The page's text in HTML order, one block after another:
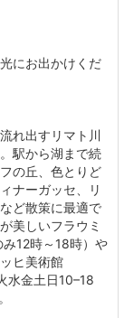
にお出かけくだ
れ出すリマト川
駅から湖まで続
の丘、色とりど
ナーガッセ、リ
ど散策に最適で
美しいフラウミ
12時～18時）や
ヒ美術館
水金土日10–18